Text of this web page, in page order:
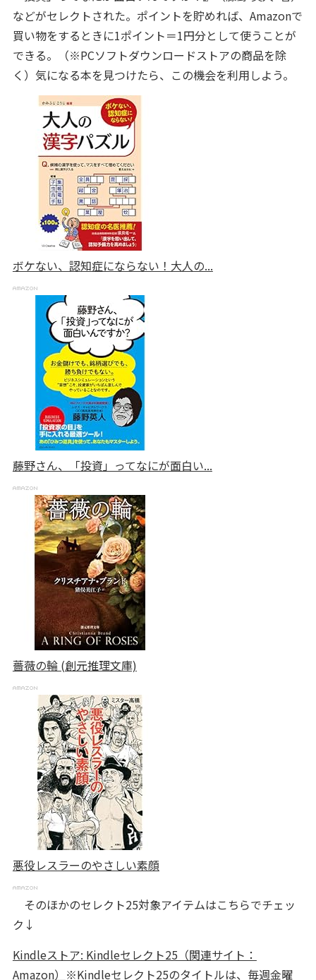
などがセレクトされた。ポイントを貯めれば、Amazonで
買い物をするときに1ポイント＝1円分として使うことが
できる。（※PCソフトダウンロードストアの商品を除
く）気になる本を見つけたら、この機会を利用しよう。
ボケない、認知症にならない！大人の...
藤野さん、「投資」ってなにが面白い...
薔薇の輪 (創元推理文庫)
悪役レスラーのやさしい素顔
そのほかのセレクト25対象アイテムはこちらでチェッ
ク↓
Kindleストア: Kindleセレクト25（関連サイト：
Amazon） ※Kindleセレクト25のタイトルは、毎週金曜